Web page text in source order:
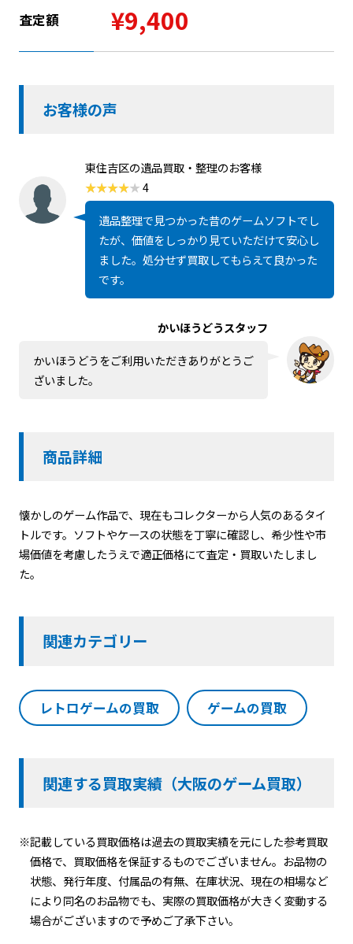
査定額 ¥9,400
お客様の声
東住吉区の遺品買取・整理のお客様
4
遺品整理で見つかった昔のゲームソフトでし
たが、価値をしっかり見ていただけて安心し
ました。処分せず買取してもらえて良かった
です。
かいほうどうスタッフ
かいほうどうをご利用いただきありがとうご
ざいました。
商品詳細
懐かしのゲーム作品で、現在もコレクターから人気のあるタイ
トルです。ソフトやケースの状態を丁寧に確認し、希少性や市
場価値を考慮したうえで適正価格にて査定・買取いたしまし
た。
関連カテゴリー
レトロゲームの買取 ゲームの買取
関連する買取実績（大阪のゲーム買取）
※記載している買取価格は過去の買取実績を元にした参考買取
価格で、買取価格を保証するものでございません。お品物の
状態、発行年度、付属品の有無、在庫状況、現在の相場など
により同名のお品物でも、実際の買取価格が大きく変動する
場合がございますので予めご了承下さい。